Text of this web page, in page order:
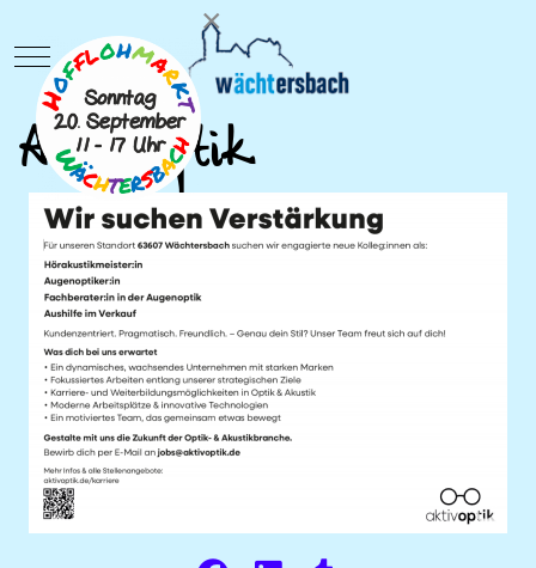
Mobile Menu Toggle
Aktiv Optik
×